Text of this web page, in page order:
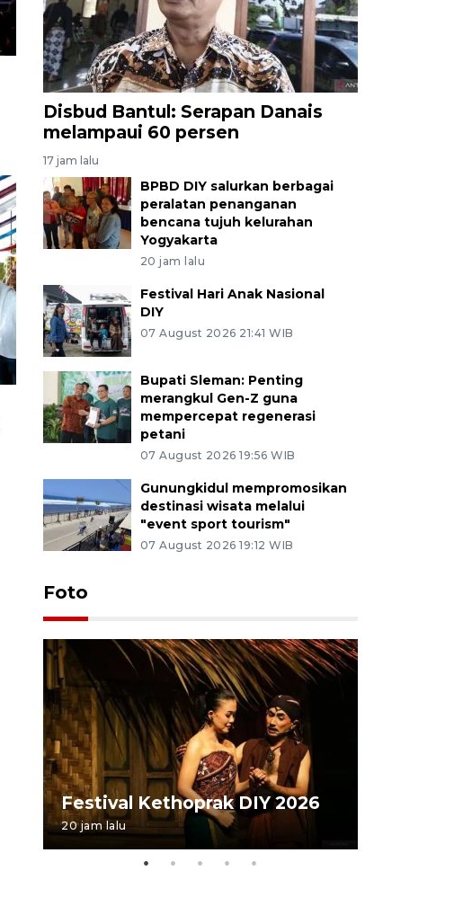
Disbud Bantul: Serapan Danais
melampaui 60 persen
17 jam lalu
BPBD DIY salurkan berbagai
peralatan penanganan
bencana tujuh kelurahan
Yogyakarta
20 jam lalu
Festival Hari Anak Nasional
DIY
07 August 2026 21:41 WIB
Bupati Sleman: Penting
merangkul Gen-Z guna
mempercepat regenerasi
petani
07 August 2026 19:56 WIB
Gunungkidul mempromosikan
destinasi wisata melalui
"event sport tourism"
07 August 2026 19:12 WIB
Foto
Festival Kethoprak DIY 2026
20 jam lalu